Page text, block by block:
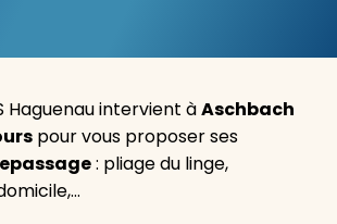
Haguenau intervient àAschbach
pour vous proposer ses
: pliage du linge,